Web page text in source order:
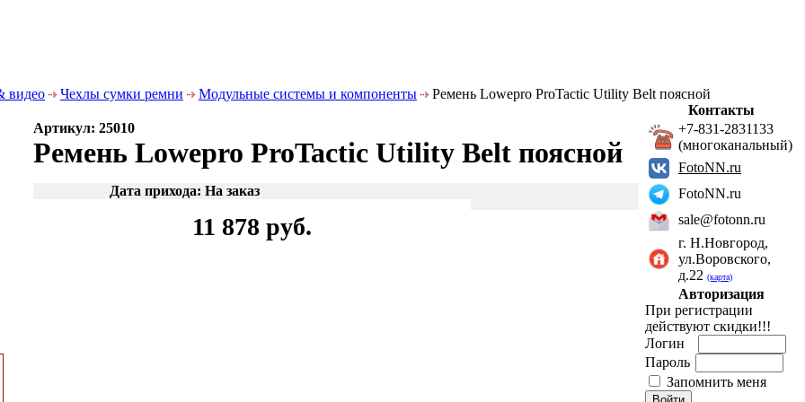
видео Чехлы сумки ремни Модульные системы и компоненты Ремень Lowepro ProTactic Utility Belt поясной
Артикул: 25010
Ремень Lowepro ProTactic Utility Belt поясной
Дата прихода: На заказ
11 878 руб.
Контакты
+7-831-2831133
(многоканальный)
FotoNN.ru
FotoNN.ru
sale@fotonn.ru
г. Н.Новгород,
ул.Воровского,
д.22 (карта)
Авторизация
При регистрации
действуют скидки!!!
Логин
Пароль
Запомнить меня